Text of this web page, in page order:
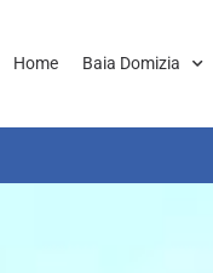
Home Baia Domizia